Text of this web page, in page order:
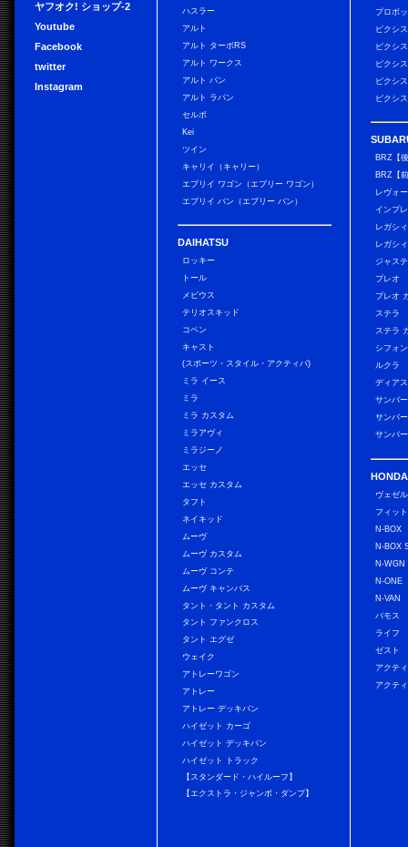
ヤフオク! ショップ-2
Youtube
Facebook
twitter
Instagram
ハスラー
アルト
アルト ターボRS
アルト ワークス
アルト バン
アルト ラパン
セルボ
Kei
ツイン
キャリイ（キャリー）
エブリイ ワゴン（エブリー ワゴン）
エブリイ バン（エブリー バン）
DAIHATSU
ロッキー
トール
メビウス
テリオスキッド
コペン
キャスト
(スポーツ・スタイル・アクティバ)
ミラ イース
ミラ
ミラ カスタム
ミラアヴィ
ミラジーノ
エッセ
エッセ カスタム
タフト
ネイキッド
ムーヴ
ムーヴ カスタム
ムーヴ コンテ
ムーヴ キャンバス
タント・タント カスタム
タント ファンクロス
タント エグゼ
ウェイク
アトレーワゴン
アトレー
アトレー デッキバン
ハイゼット カーゴ
ハイゼット デッキバン
ハイゼット トラック
【スタンダード・ハイルーフ】
【エクストラ・ジャンボ・ダンプ】
プロボ
ピクシ
ピクシ
ピクシ
ピクシ
ピクシ
BRZ【
BRZ【
レヴォ
インプ
レガシ
レガシ
ジャス
プレオ
プレオ
ステラ
ステラ
シフォ
ルクラ
ディア
サンバ
サンバ
サンバ
HONDA
ヴェゼル
フィット
N-BOX
N-BOX
N-WGN
N-ONE
N-VAN
バモス
ライフ
ゼスト
アクテ
アクテ